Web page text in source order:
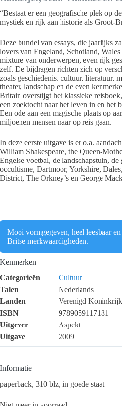
“Bestaat er een geografische plek op
mystiek en rijk aan historie als Groot-
Deze bundel van essays, die jaarlijks
lovers van Engeland, Schotland,
mixture van onderwerpen, even rijk
zelf. De bijdragen richten zich op
zoals geschiedenis, cultuur, literatuur,
theater, landschap en de even
Britain overstijgt het klassieke
een zoektocht naar het leven in en het
Een ode aan een magische plaats op
miljoenen mensen naar op reis gaan.
In deze eerste uitgave is er o.a.
William Shakespeare, the Queen-
Engelse voetbal, de landschapstuin, de
occultisme, Dartmoor, Yorkshire,
District, The Orkney’s en George
Mooi vormgegeven, heel leesbaar
Britse merkwaardigheden.
Kenmerken
Categorieën
Cultuur
Talen
Nederlands
Landen
Verenigd Koninkrijk
ISBN
9789059117181
Uitgever
Aspekt
Uitgave
2009
Informatie
paperback, 310 blz, in goede staat